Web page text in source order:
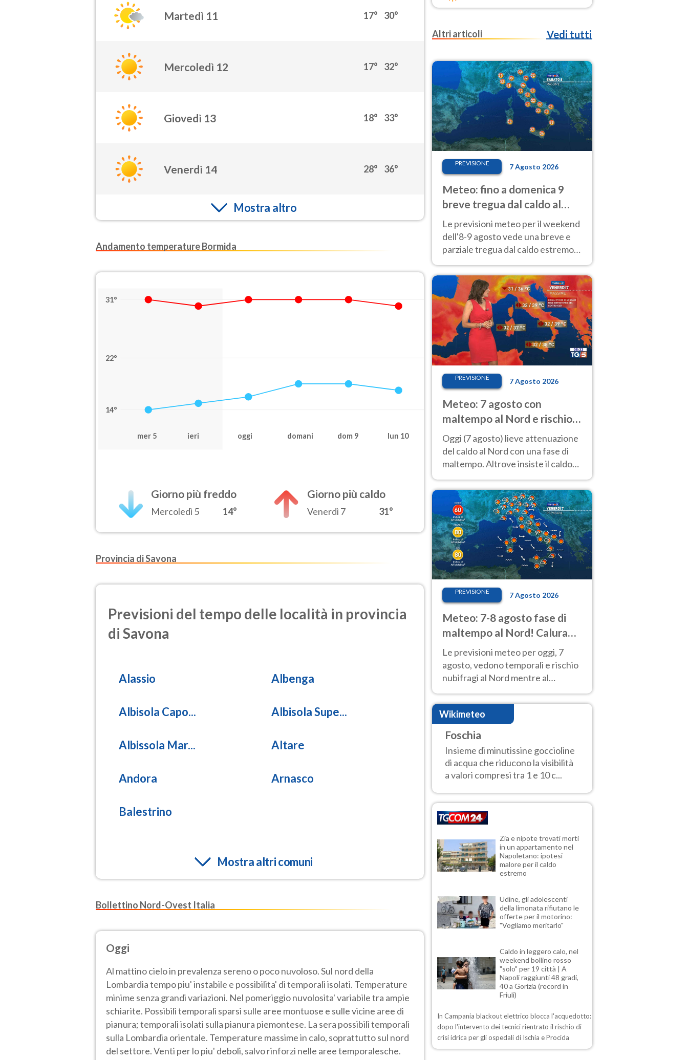
Martedì 11 17° 30°
Mercoledì 12 17° 32°
Giovedì 13 18° 33°
Venerdì 14 28° 36°
Mostra altro
Andamento temperature Bormida
31°
22°
14°
mer 5 ieri oggi domani dom 9 lun 10
Giorno più freddo
Mercoledì 5 14°
Giorno più caldo
Venerdì 7 31°
Provincia di Savona
Previsioni del tempo delle località in provincia
di Savona
Alassio Albenga
Albisola Capo... Albisola Supe...
Albissola Mar... Altare
Andora Arnasco
Balestrino
Mostra altri comuni
Bollettino Nord-Ovest Italia
Oggi
Al mattino cielo in prevalenza sereno o poco nuvoloso. Sul nord della
Lombardia tempo piu' instabile e possibilita' di temporali isolati. Temperature
minime senza grandi variazioni. Nel pomeriggio nuvolosita' variabile tra ampie
schiarite. Possibili temporali sparsi sulle aree montuose e sulle vicine aree di
pianura; temporali isolati sulla pianura piemontese. La sera possibili temporali
sulla Lombardia orientale. Temperature massime in calo, soprattutto sul nord
del settore. Venti per lo piu' deboli, salvo rinforzi nelle aree temporalesche.
Altri articoli Vedi tutti
PREVISIONE 7 Agosto 2026
Meteo: fino a domenica 9
breve tregua dal caldo al
Nord! Altrove calura e afa
Le previsioni meteo per il weekend
dell'8-9 agosto vede una breve e
parziale tregua dal caldo estremo
40 gradi.
PREVISIONE 7 Agosto 2026
Meteo: 7 agosto con
maltempo al Nord e rischio
nubifragi. Altrove caldo
estremo
Oggi (7 agosto) lieve attenuazione
del caldo al Nord con una fase di
maltempo. Altrove insiste il caldo
previsioni
PREVISIONE 7 Agosto 2026
Meteo: 7-8 agosto fase di
maltempo al Nord! Calura
fino a Ferragosto
Le previsioni meteo per oggi, 7
agosto, vedono temporali e rischio
nubifragi al Nord mentre al
Centro-Sud sole e caldo sempre
molto intenso.
Wikimeteo
Foschia
Insieme di minutissine goccioline
di acqua che riducono la visibilità
a valori compresi tra 1 e 10 c...
Zia e nipote trovati morti
in un appartamento nel
Napoletano: ipotesi
malore per il caldo
estremo
Udine, gli adolescenti
della limonata rifiutano le
offerte per il motorino:
"Vogliamo meritarlo"
Caldo in leggero calo, nel
weekend bollino rosso
"solo" per 19 città | A
Napoli raggiunti 48 gradi,
40 a Gorizia (record in
Friuli)
In Campania blackout elettrico blocca l'acquedotto:
dopo l'intervento dei tecnici rientrato il rischio di
crisi idrica per gli ospedali di Ischia e Procida